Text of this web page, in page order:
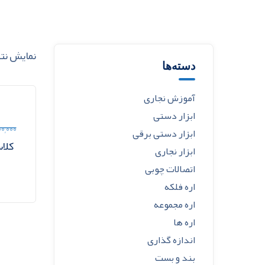
دسته‌ها
آموزش نجاری
ابزار دستی
ابزار دستی برقی
ابزار نجاری
اتصالات چوبی
اره فلکه
اره مجموعه
اره ها
اندازه گذاری
بند و بست
نمایش